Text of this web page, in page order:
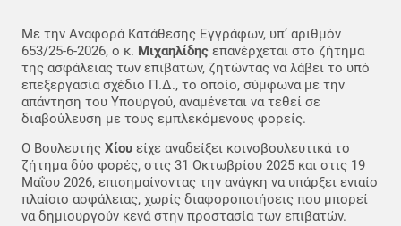
Με την Αναφορά Κατάθεσης Εγγράφων, υπ’ αριθμόν
653/25-6-2026, ο κ. Μιχαηλίδης επανέρχεται στο ζήτημα
της ασφάλειας των επιβατών, ζητώντας να λάβει το υπό
επεξεργασία σχέδιο Π.Δ., το οποίο, σύμφωνα με την
απάντηση του Υπουργού, αναμένεται να τεθεί σε
διαβούλευση με τους εμπλεκόμενους φορείς.
Ο Βουλευτής Χίου είχε αναδείξει κοινοβουλευτικά το
ζήτημα δύο φορές, στις 31 Οκτωβρίου 2025 και στις 19
Μαΐου 2026, επισημαίνοντας την ανάγκη να υπάρξει ενιαίο
πλαίσιο ασφάλειας, χωρίς διαφοροποιήσεις που μπορεί
να δημιουργούν κενά στην προστασία των επιβατών.